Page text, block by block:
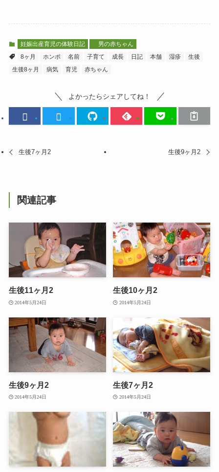
妊娠出産育児の体験日記
男の赤ちゃん
8ヶ月
ホンポ 名前 子育て 成長 日記 本舗 湿疹
生後
生後8ヶ月
病気 育児 赤ちゃん
よかったらシェアしてね！
生後7ヶ月2 生後9ヶ月2
関連記事
生後11ヶ月2
2014年5月24日
生後10ヶ月2
2014年5月24日
生後9ヶ月2
2014年5月24日
生後7ヶ月2
2014年5月24日